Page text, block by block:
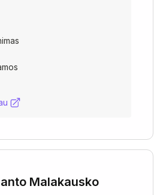
Malakausko